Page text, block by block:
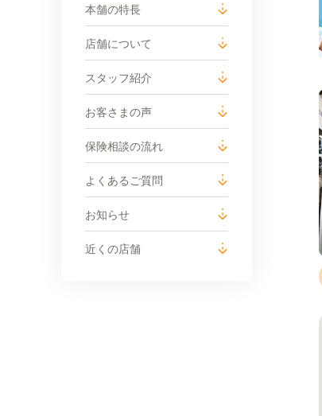
本舗の特長
店舗について
スタッフ紹介
お客さまの声
保険相談の流れ
よくあるご質問
お知らせ
近くの店舗